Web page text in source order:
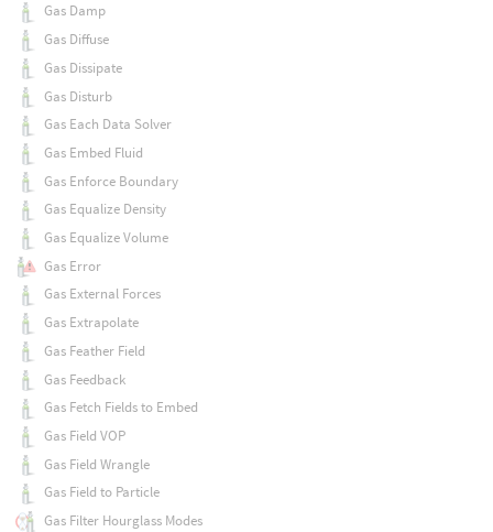
Gas Damp
Gas Diffuse
Gas Dissipate
Gas Disturb
Gas Each Data Solver
Gas Embed Fluid
Gas Enforce Boundary
Gas Equalize Density
Gas Equalize Volume
Gas Error
Gas External Forces
Gas Extrapolate
Gas Feather Field
Gas Feedback
Gas Fetch Fields to Embed
Gas Field VOP
Gas Field Wrangle
Gas Field to Particle
Gas Filter Hourglass Modes